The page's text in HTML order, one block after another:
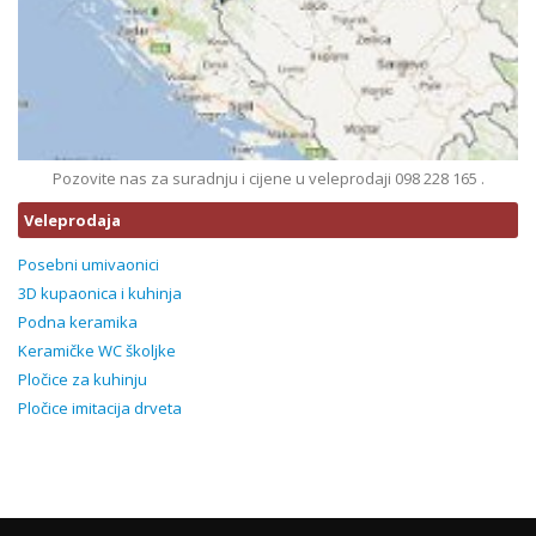
Pozovite nas za suradnju i cijene u veleprodaji 098 228 165 .
Veleprodaja
Posebni umivaonici
3D kupaonica i kuhinja
Podna keramika
Keramičke WC školjke
Pločice za kuhinju
Pločice imitacija drveta